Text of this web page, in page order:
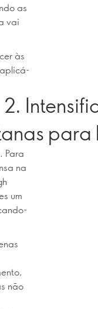
as
vai
às
para
Para
na
um
não